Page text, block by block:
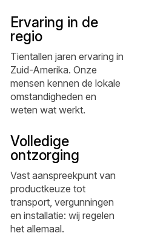
Ervaring in de
regio
Tientallen jaren ervaring in
Zuid-Amerika. Onze
mensen kennen de lokale
omstandigheden en
weten wat werkt.
Volledige
ontzorging
Vast aanspreekpunt van
productkeuze tot
transport, vergunningen
en installatie: wij regelen
het allemaal.